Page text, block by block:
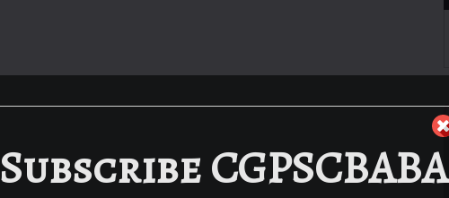
Subscribe CGPSCBABA